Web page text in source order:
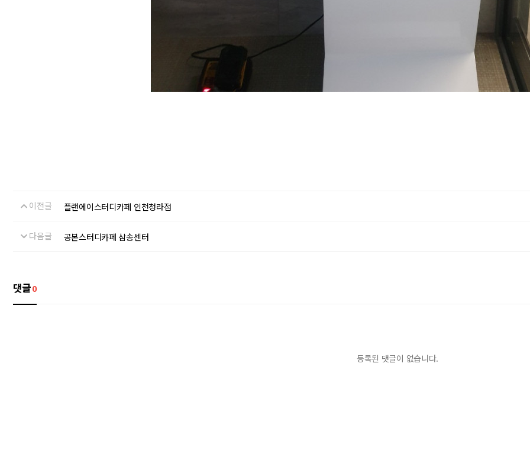
이전글 플랜에이스터디카페 인천청라점
다음글 공본스터디카페 삼송센터
댓글0
등록된 댓글이 없습니다.